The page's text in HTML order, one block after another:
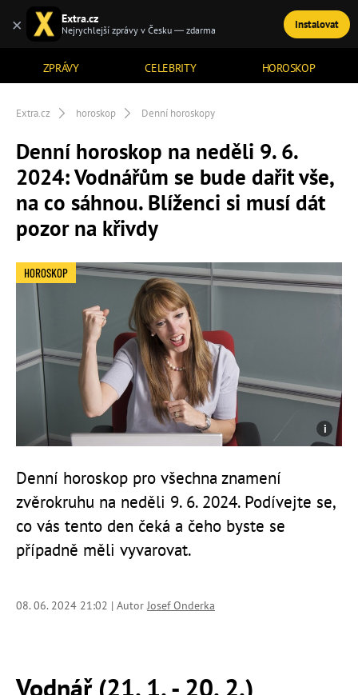
ZPRÁVY CELEBRITY HOROSKOP
TÉMATA
Extra.cz horoskop Denní horoskopy
Denní horoskop na neděli 9. 6.
2024: Vodnářům se bude dařit vše,
na co sáhnou. Blíženci si musí dát
pozor na křivdy
HOROSKOP
Denní horoskop pro všechna znamení
zvěrokruhu na neděli 9. 6. 2024. Podívejte se,
co vás tento den čeká a čeho byste se
případně měli vyvarovat.
08. 06. 2024 21:02 | AutorJosef Onderka
Vodnář (21. 1. - 20. 2.)
× Extra.cz
Nejrychlejší zprávy v Česku — zdarma Instalovat